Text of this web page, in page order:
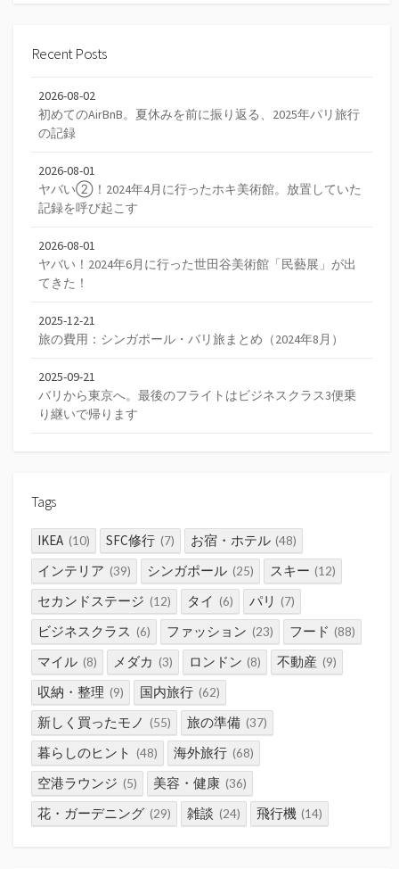
Recent Posts
2026-08-02
初めてのAirBnB。夏休みを前に振り返る、2025年パリ旅行
の記録
2026-08-01
ヤバい②！2024年4月に行ったホキ美術館。放置していた
記録を呼び起こす
2026-08-01
ヤバい！2024年6月に行った世田谷美術館「民藝展」が出
てきた！
2025-12-21
旅の費用：シンガポール・バリ旅まとめ（2024年8月）
2025-09-21
バリから東京へ。最後のフライトはビジネスクラス3便乗
り継いで帰ります
Tags
IKEA (10) SFC修行 (7) お宿・ホテル (48)
インテリア (39) シンガポール (25) スキー (12)
セカンドステージ (12) タイ (6) パリ (7)
ビジネスクラス (6) ファッション (23) フード (88)
マイル (8) メダカ (3) ロンドン (8) 不動産 (9)
収納・整理 (9) 国内旅行 (62)
新しく買ったモノ (55) 旅の準備 (37)
暮らしのヒント (48) 海外旅行 (68)
空港ラウンジ (5) 美容・健康 (36)
花・ガーデニング (29) 雑談 (24) 飛行機 (14)